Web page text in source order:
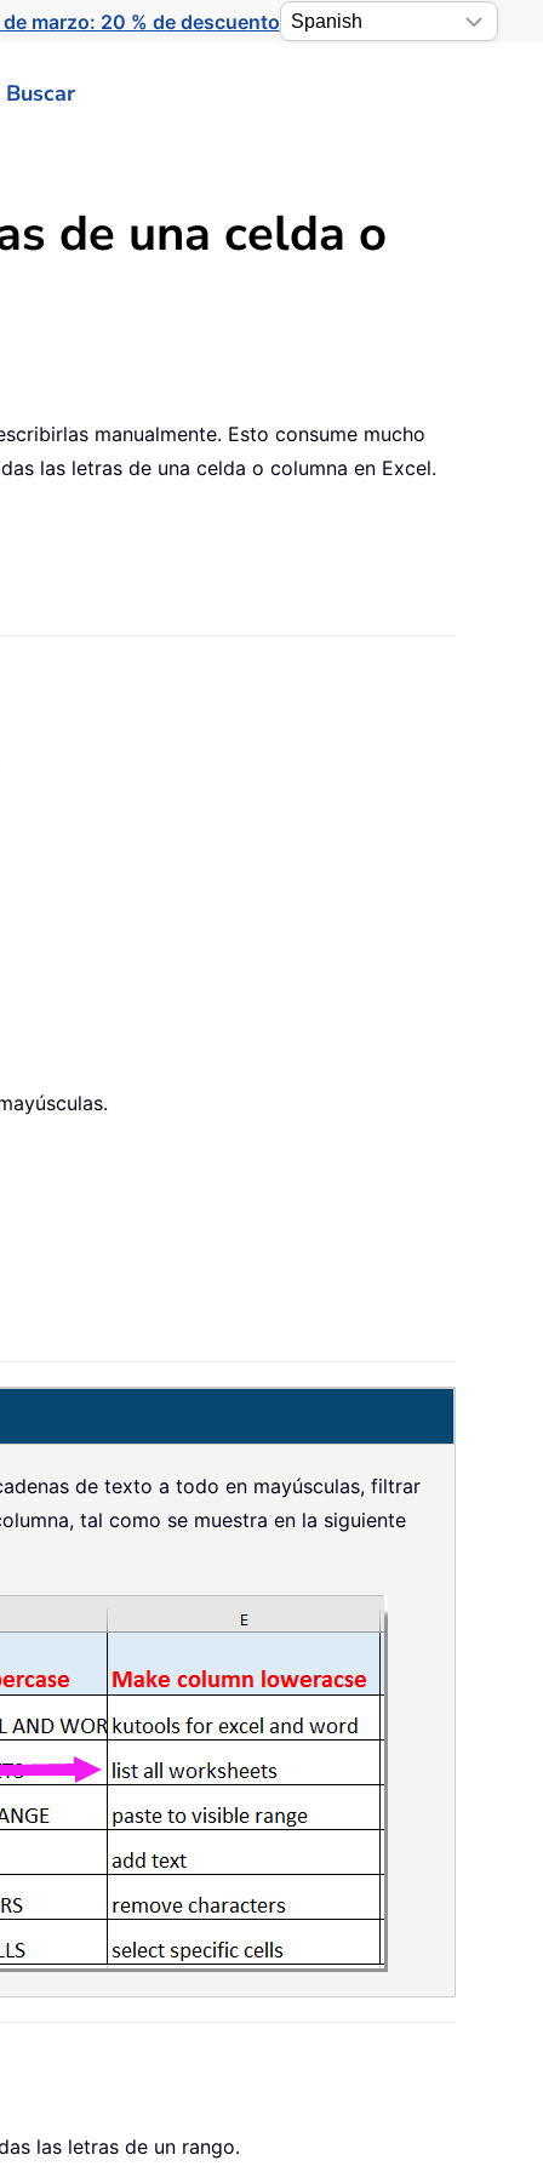
marzo: 20 % de descuento
Buscar
de una celda o
manualmente. Esto consume mucho
las letras de una celda o columna en Excel.
de texto a todo en mayúsculas, filtrar
tal como se muestra en la siguiente
las letras de un rango.